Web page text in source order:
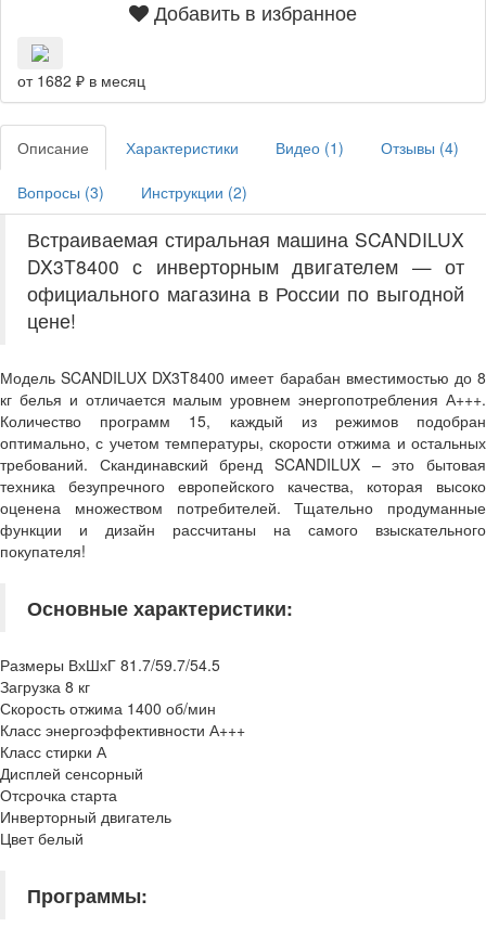
Добавить в избранное
от 1682 ₽ в месяц
Описание Характеристики Видео (1) Отзывы (4)
Вопросы (3) Инструкции (2)
Встраиваемая стиральная машина SCANDILUX
DX3T8400 с инверторным двигателем — от
официального магазина в России по выгодной
цене!
Модель SCANDILUX DX3T8400 имеет барабан вместимостью до 8
кг белья и отличается малым уровнем энергопотребления А+++.
Количество программ 15, каждый из режимов подобран
оптимально, с учетом температуры, скорости отжима и остальных
требований. Скандинавский бренд SCANDILUX – это бытовая
техника безупречного европейского качества, которая высоко
оценена множеством потребителей. Тщательно продуманные
функции и дизайн рассчитаны на самого взыскательного
покупателя!
Основные характеристики:
Размеры ВхШхГ 81.7/59.7/54.5
Загрузка 8 кг
Скорость отжима 1400 об/мин
Класс энергоэффективности А+++
Класс стирки А
Дисплей сенсорный
Отсрочка старта
Инверторный двигатель
Цвет белый
Программы: